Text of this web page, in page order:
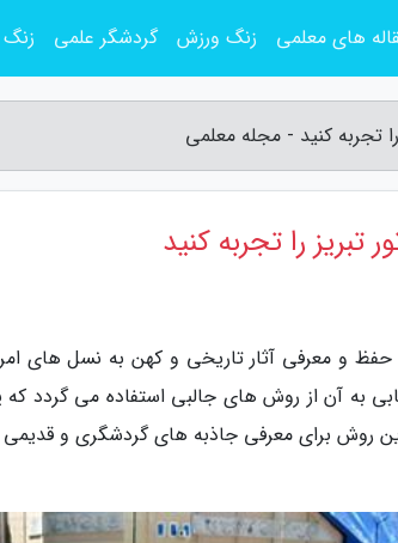
را تجربه کنید - مجله معلمی
تبریز را تجربه کنید
و معرفی آثار تاریخی و کهن به نسل های
به آن از روش های جالبی استفاده می گردد
این روش برای معرفی جاذبه های گردشگری و
های معلمی زنگ ورزش گردشگر علمی